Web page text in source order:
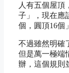
人有五個屋頂
子」，現在應
個，圓頂16個
不過雖然明確
但是萬一極端
辦，這個規則